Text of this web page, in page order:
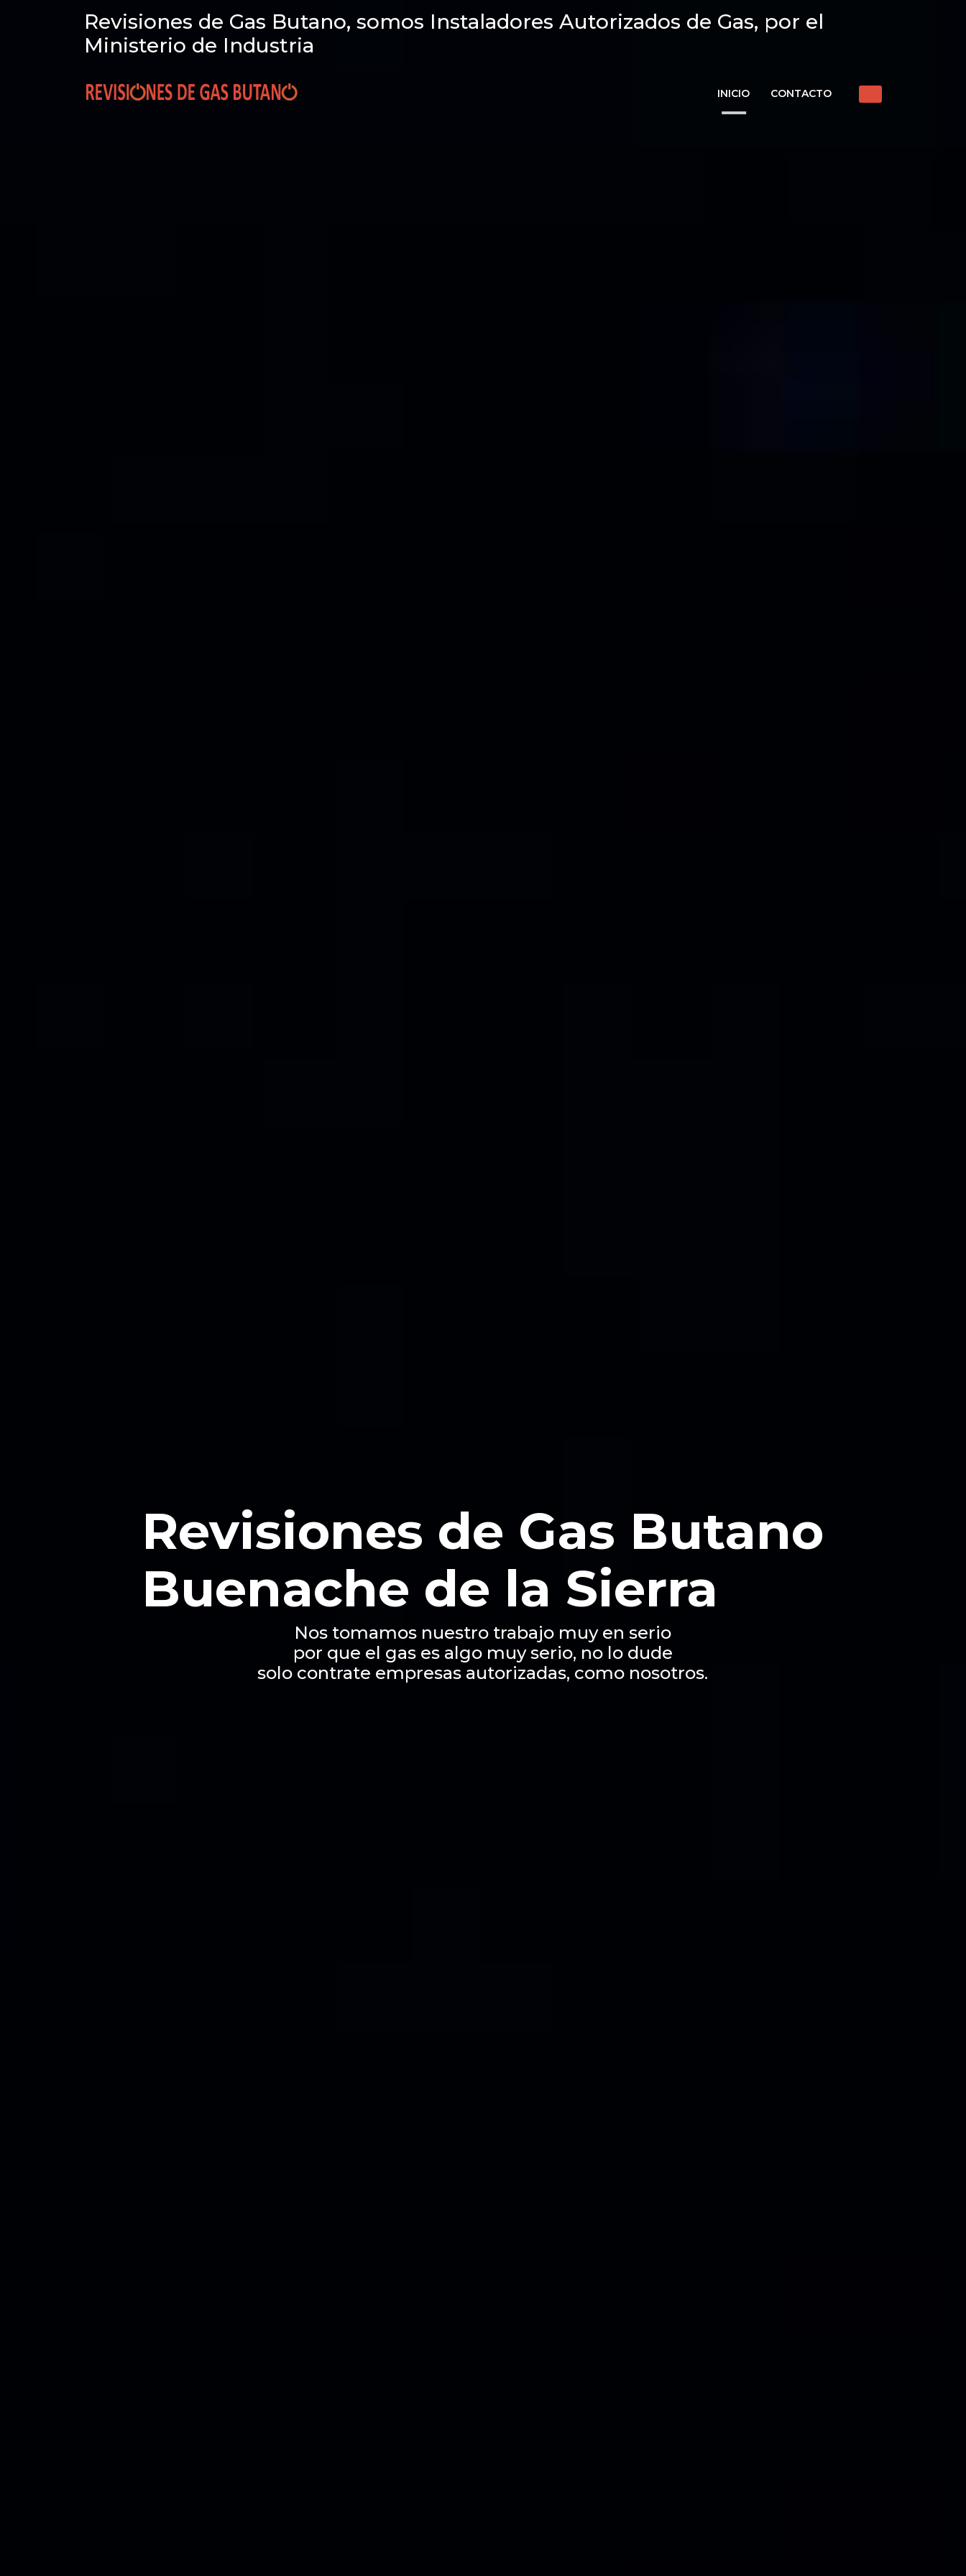
Revisiones de Gas Butano, somos Instaladores Autorizados de Gas, por el
Ministerio de Industria
INICIO CONTACTO
Revisiones de Gas Butano
Buenache de la Sierra
Nos tomamos nuestro trabajo muy en serio
por que el gas es algo muy serio, no lo dude
solo contrate empresas autorizadas, como nosotros.